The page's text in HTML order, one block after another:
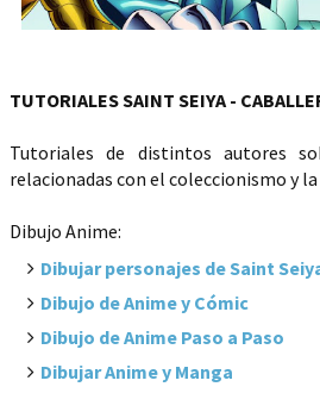
TUTORIALES SAINT SEIYA -
Tutoriales de distintos autores
relacionadas con el coleccionismo y
Dibujo Anime:
Dibujar personajes de Saint
Dibujo de Anime y Cómic
Dibujo de Anime Paso a Paso
Dibujar Anime y Manga